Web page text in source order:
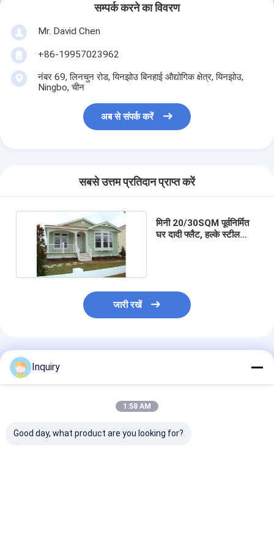
सम्पर्क करने का विवरण
Mr. David Chen
+86-19957023962
नंबर 69, लिनचुन रोड, यिनझोउ बिनहाई औद्योगिक क्षेत्र, यिनझोउ,
Ningbo, चीन
अब से संपर्क करें
सबसे उत्तम प्रतिदान प्राप्त करें
मिनी 20/30SQM पूर्वनिर्मित
घर दादी फ्लैट, हल्के स्टील
जारी रखें
अनुशंसित उत्पाद
Inquiry
1:58 AM
Good day, what product are you looking for?